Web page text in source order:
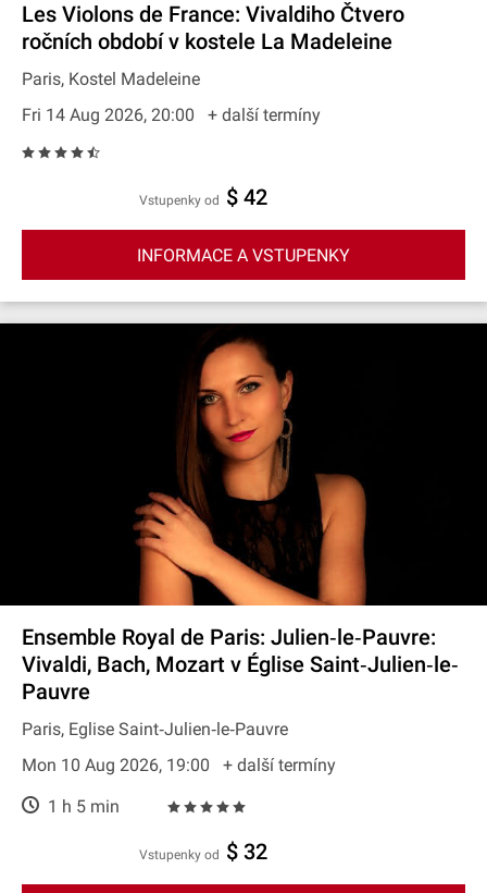
Les Violons de France: Vivaldiho Čtvero
ročních období v kostele La Madeleine
Paris, Kostel Madeleine
Fri 14 Aug 2026, 20:00
+ další termíny
Vstupenky od $ 42
INFORMACE A VSTUPENKY
Ensemble Royal de Paris: Julien‐le‐Pauvre:
Vivaldi, Bach, Mozart v Église Saint‐Julien‐le‐
Pauvre
Paris, Eglise Saint‐Julien‐le‐Pauvre
Mon 10 Aug 2026, 19:00
+ další termíny
1 h 5 min
Vstupenky od $ 32